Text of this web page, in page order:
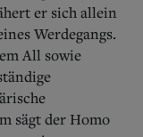
er sich allein
Werdegangs.
All sowie
sägt der Homo